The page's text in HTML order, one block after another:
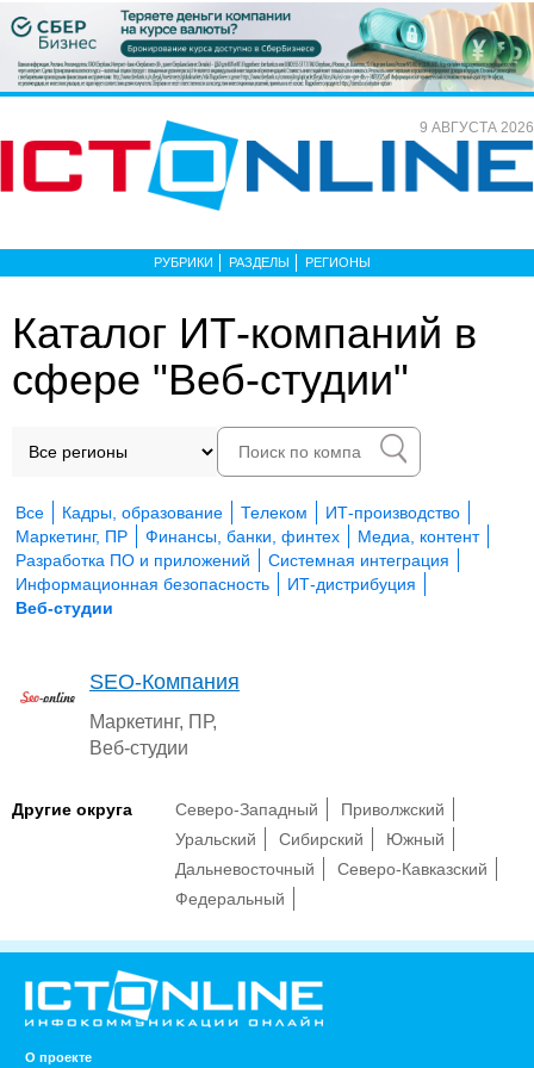
9 АВГУСТА 2026
РУБРИКИ РАЗДЕЛЫ РЕГИОНЫ
Каталог ИТ-компаний в
сфере "Веб-студии"
Все Кадры, образование Телеком
ИТ-производство
Маркетинг, ПР
Финансы, банки, финтех
Медиа, контент
Разработка ПО и приложений
Системная интеграция
Информационная безопасность
ИТ-дистрибуция
Веб-студии
SEO-Компания
Маркетинг, ПР,
Веб-студии
Другие округа Северо-Западный
Приволжский
Уральский
Сибирский
Южный
Дальневосточный
Северо-Кавказский
Федеральный
О проекте